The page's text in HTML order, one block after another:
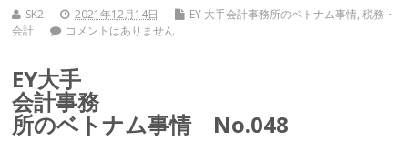
SK2 2021年12月14日 EY 大手会計事務所のベトナム事情,税務・
会計
コメントはありません
EY大手
会計事務
所のベトナム事情 No.048